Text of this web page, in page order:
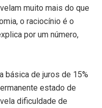
muito mais do que
o raciocínio é o
por um número,
básica de juros de 15%
estado de
dificuldade de